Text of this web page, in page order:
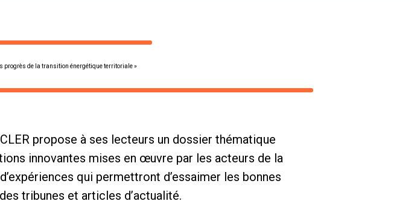
progrès de la transition énergétique territoriale »
propose à ses lecteurs un dossier thématique
innovantes mises en œuvre par les acteurs de la
qui permettront d’essaimer les bonnes
tribunes et articles d’actualité.